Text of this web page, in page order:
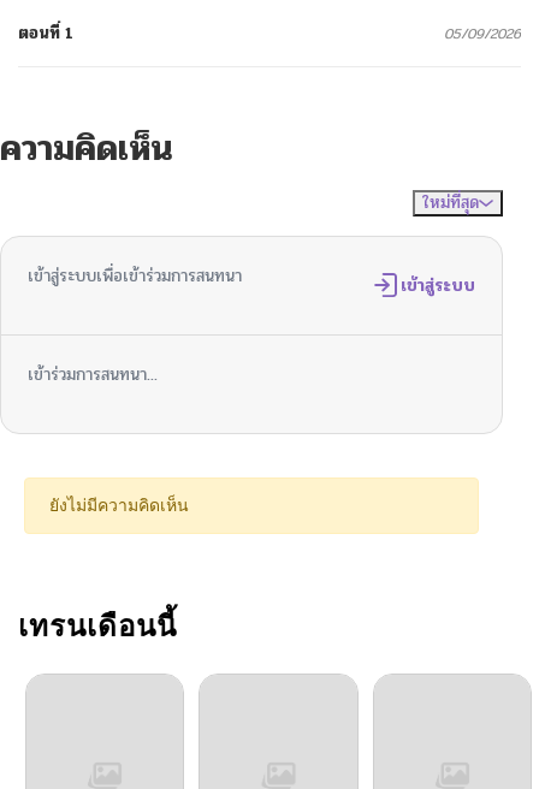
ตอนที่ 1 05/09/2026
ความคิดเห็น
ใหม่ที่สุด
เข้าสู่ระบบเพื่อเข้าร่วมการสนทนา เข้าสู่ระบบ
เข้าร่วมการสนทนา...
ยังไม่มีความคิดเห็น
เทรนเดือนนี้